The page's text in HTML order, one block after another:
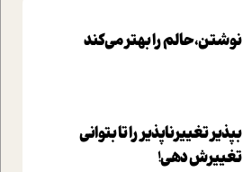
نوشتن، حالم را بهتر می‌کند
بپذير تغييرناپذير را تا بتواني
تغييرش دهي!‏